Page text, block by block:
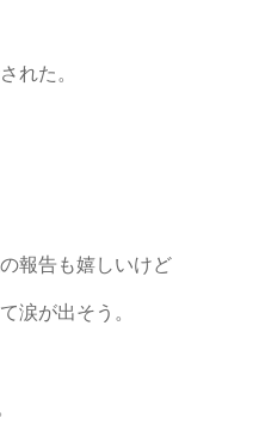
れた。
報告も嬉しいけど
涙が出そう。